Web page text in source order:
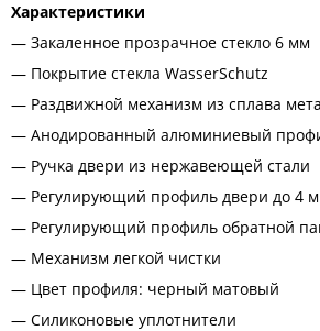
Характеристики
Закаленное прозрачное стекло 6 мм
Покрытие стекла WasserSchutz
Раздвижной механизм из сплава
Анодированный алюминиевый
Ручка двери из нержавеющей стали
Регулирующий профиль двери до 4
Регулирующий профиль обратной
Механизм легкой чистки
Цвет профиля: черный матовый
Силиконовые уплотнители